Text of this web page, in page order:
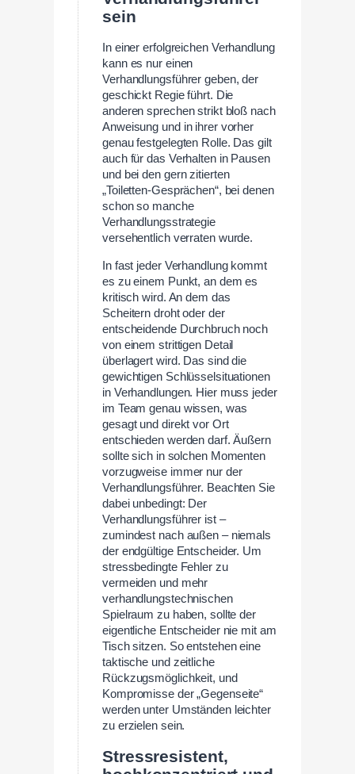
sein
In einer erfolgreichen Verhandlung
kann es nur einen
Verhandlungsführer geben, der
geschickt Regie führt. Die
anderen sprechen strikt bloß nach
Anweisung und in ihrer vorher
genau festgelegten Rolle. Das gilt
auch für das Verhalten in Pausen
und bei den gern zitierten
„Toiletten-Gesprächen“, bei denen
schon so manche
Verhandlungsstrategie
versehentlich verraten wurde.
In fast jeder Verhandlung kommt
es zu einem Punkt, an dem es
kritisch wird. An dem das
Scheitern droht oder der
entscheidende Durchbruch noch
von einem strittigen Detail
überlagert wird. Das sind die
gewichtigen Schlüsselsituationen
in Verhandlungen. Hier muss jeder
im Team genau wissen, was
gesagt und direkt vor Ort
entschieden werden darf. Äußern
sollte sich in solchen Momenten
vorzugweise immer nur der
Verhandlungsführer. Beachten Sie
dabei unbedingt: Der
Verhandlungsführer ist –
zumindest nach außen – niemals
der endgültige Entscheider. Um
stressbedingte Fehler zu
vermeiden und mehr
verhandlungstechnischen
Spielraum zu haben, sollte der
eigentliche Entscheider nie mit am
Tisch sitzen. So entstehen eine
taktische und zeitliche
Rückzugsmöglichkeit, und
Kompromisse der „Gegenseite“
werden unter Umständen leichter
zu erzielen sein.
Stressresistent,